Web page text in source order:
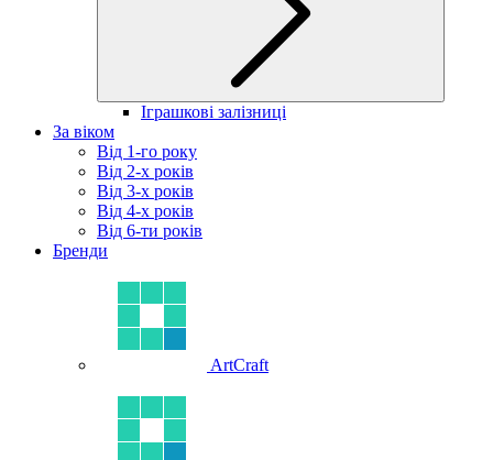
Іграшкові залізниці
За віком
Від 1-го року
Від 2-х років
Від 3-х років
Від 4-х років
Від 6-ти років
Бренди
ArtCraft